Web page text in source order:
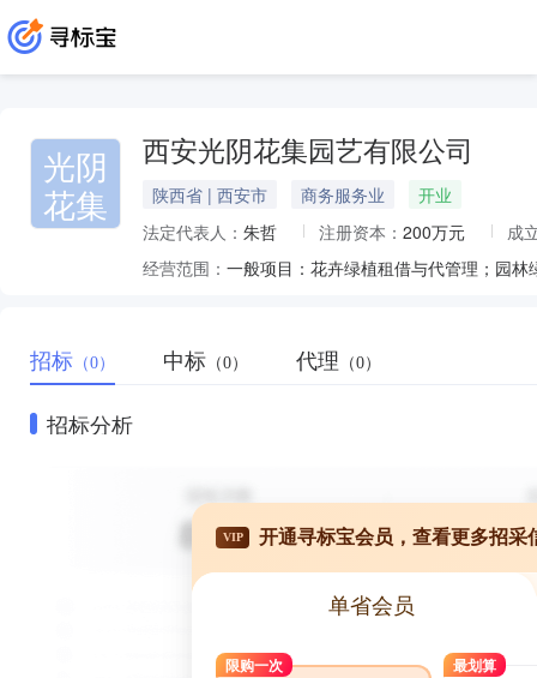
光阴
花集
西安光阴花集园艺有限公司
陕西省 | 西安市 商务服务业
开业
法定代表人： 朱哲 注册资本： 200万元
成
经营范围：
招标 （0） 中标 （0） 代理 （0）
招标分析
VIP 开通寻标宝会员，查看更多招采
单省会员
限购一次 最划算